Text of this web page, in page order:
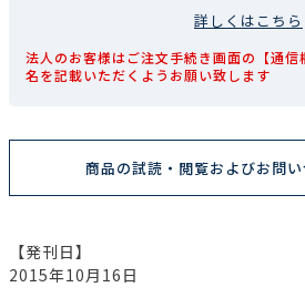
詳しくはこちら
法人のお客様はご注文手続き画面の【通
名を記載いただくようお願い致します
商品の試読・閲覧およびお問
【発刊日】
2015年10月16日